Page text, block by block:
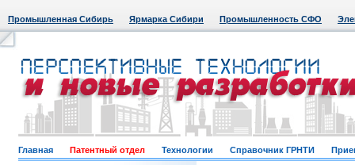
Промышленная Сибирь Ярмарка Сибири Промышленность СФО
Главная Патентный отдел Технологии Справочник ГРНТИ